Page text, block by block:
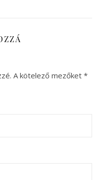
A kötelező mezőket *